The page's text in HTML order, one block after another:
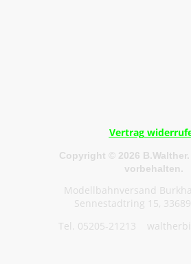
Vertrag
Copyright © 2026
vorbehalten.
Modellbahnversand
Sennestadtring 15,
Tel. 05205-21213